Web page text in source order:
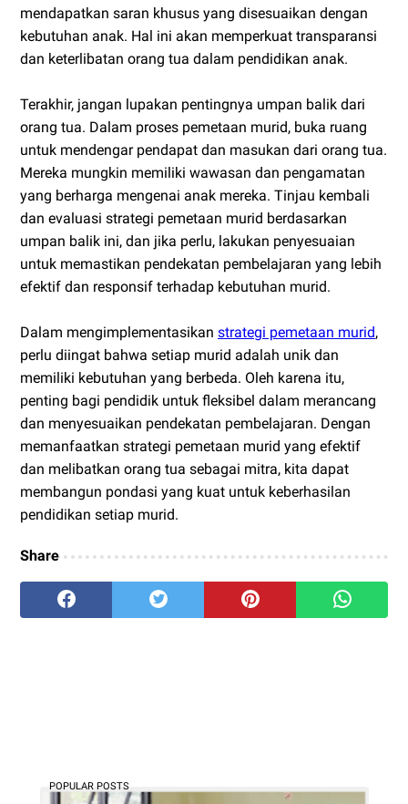
mendapatkan saran khusus yang disesuaikan dengan
kebutuhan anak. Hal ini akan memperkuat transparansi
dan keterlibatan orang tua dalam pendidikan anak.
Terakhir, jangan lupakan pentingnya umpan balik dari
orang tua. Dalam proses pemetaan murid, buka ruang
untuk mendengar pendapat dan masukan dari orang tua.
Mereka mungkin memiliki wawasan dan pengamatan
yang berharga mengenai anak mereka. Tinjau kembali
dan evaluasi strategi pemetaan murid berdasarkan
umpan balik ini, dan jika perlu, lakukan penyesuaian
untuk memastikan pendekatan pembelajaran yang lebih
efektif dan responsif terhadap kebutuhan murid.
Dalam mengimplementasikan strategi pemetaan murid,
perlu diingat bahwa setiap murid adalah unik dan
memiliki kebutuhan yang berbeda. Oleh karena itu,
penting bagi pendidik untuk fleksibel dalam merancang
dan menyesuaikan pendekatan pembelajaran. Dengan
memanfaatkan strategi pemetaan murid yang efektif
dan melibatkan orang tua sebagai mitra, kita dapat
membangun pondasi yang kuat untuk keberhasilan
pendidikan setiap murid.
Share
POPULAR POSTS